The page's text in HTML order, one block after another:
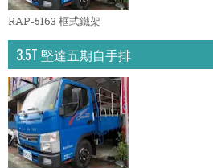
RAP-5163 框式鐵架
3.5T 堅達五期自手排